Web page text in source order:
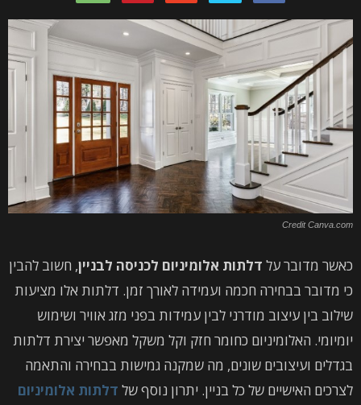
Credit Canva.com
כאשר מדובר על דלתות אלומיניום לכניסה לבניין, חשוב להבין
כי מדובר בבחירה חכמה ועמידה לאורך זמן. דלתות אלו מציעות
שילוב בין עיצוב מודרני לבין עמידות בפני מזג אוויר ושימוש
יומיומי. האלומיניום כחומר חזק וקל משקל מאפשר יצירת דלתות
בגדלים ועיצובים שונים, מה שמקנה גמישות בבחירה והתאמה
לצרכים האישיים של כל בניין. יתרון נוסף של דלתות אלומיניום